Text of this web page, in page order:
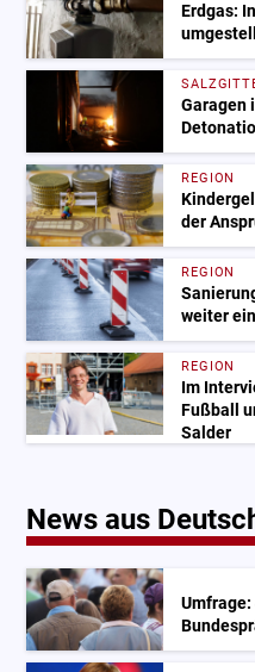
Erdgas:
Garagen
REGION
der
REGION
weiter
REGION
Im
Fußball
Salder
News aus